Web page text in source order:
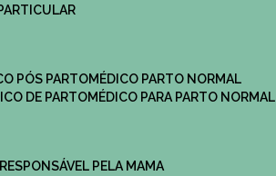
PÓS PARTO
MÉDICO PARTO NORMAL
DE PARTO
MÉDICO PARA PARTO NORMAL
RESPONSÁVEL PELA MAMA